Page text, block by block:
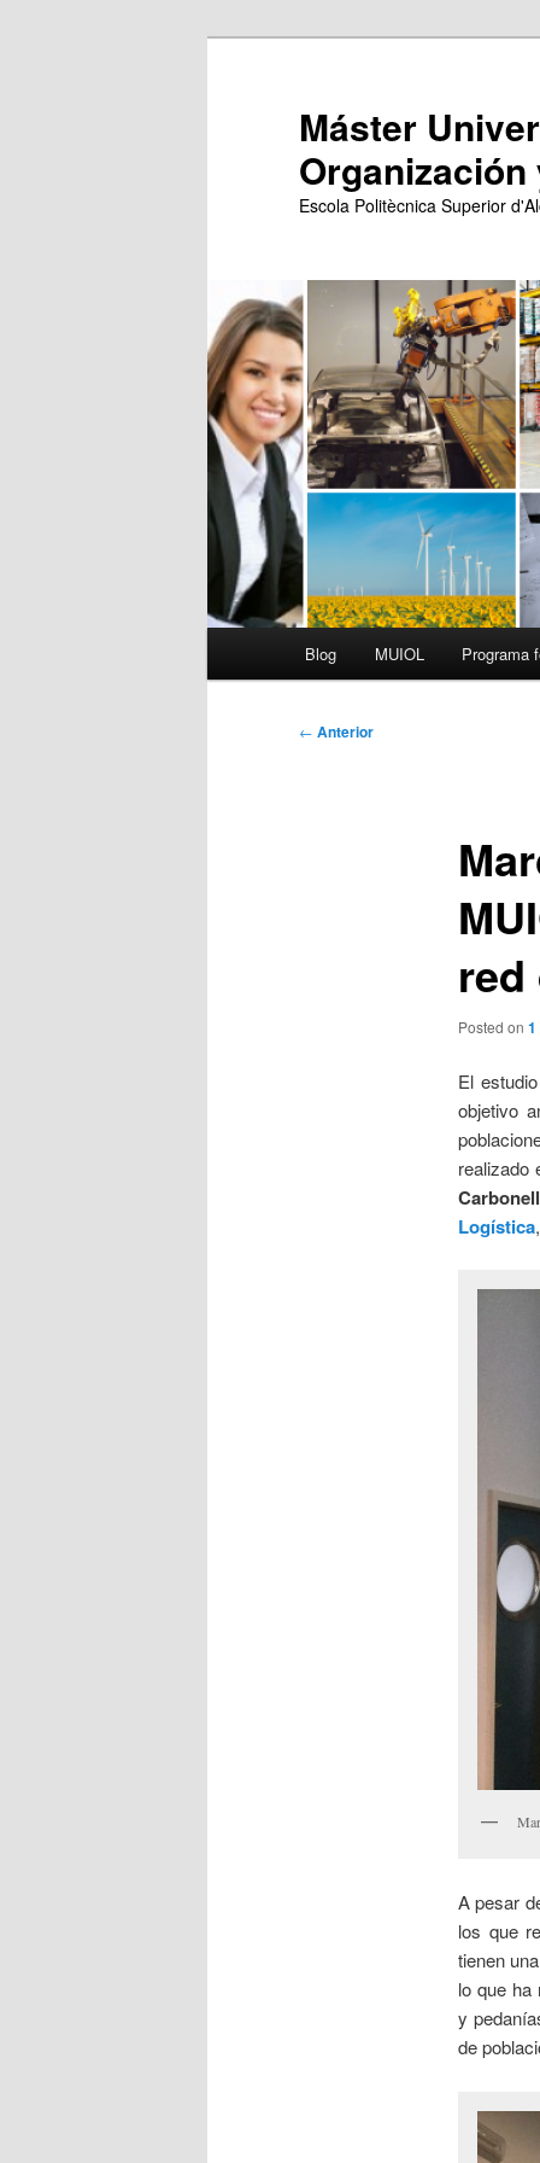
Máster
Escola Politècnica Superior
Blog MUIOL Programa
Navegación
← Anterior
Posted on 1
El
objetivo
realizado
Logística
A pesar
los que
tienen
lo que
y
de